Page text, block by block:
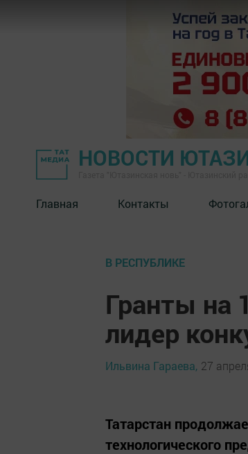
НОВОСТИ
Главная Контакты
В РЕСПУБЛИКЕ
Гранты на
лидер
Ильвина Гараева, 27
Татарстан
технологического